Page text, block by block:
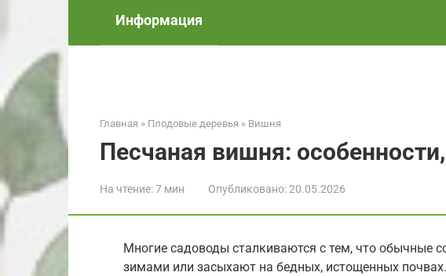
Информация
Главная » Плодовые деревья » Вишня
Песчаная вишня:
На чтение:7 мин Опубликовано:20.05.2026
Многие садоводы сталкиваются с тем, что обычные
зимами или засыхают на бедных, истощенных